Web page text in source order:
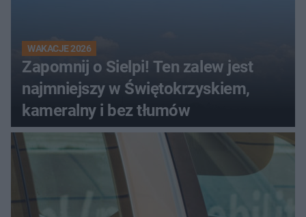
WAKACJE 2026
Zapomnij o Sielpi! Ten zalew jest
najmniejszy w Świętokrzyskiem,
kameralny i bez tłumów